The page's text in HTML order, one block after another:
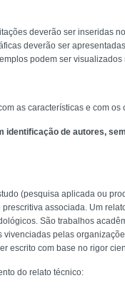
deverão ser inseridas
deverão ser
podem ser visualizados
as características e com
identificação de autores,
(pesquisa aplicada ou
associada. Um
São trabalhos
pelas
escrito com base no rigor
do relato técnico: